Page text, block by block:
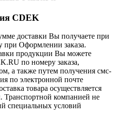
CDEK
доставки Вы получаете при
при Оформлении заказа.
продукции Вы можете
по номеру заказа,
а также путем получения смс-
по электронной почте
товара осуществляется
Транспортной компанией не
специальных условий